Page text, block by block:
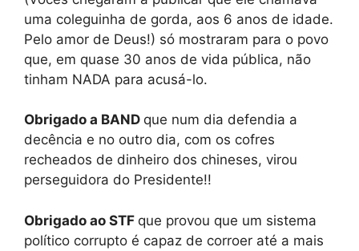
uma coleguinha de gorda, aos 6 anos de idade.
Pelo amor de Deus!) só mostraram para o povo
que, em quase 30 anos de vida pública, não
tinham NADA para acusá-lo.
Obrigado a BAND que num dia defendia a
decência e no outro dia, com os cofres
recheados de dinheiro dos chineses, virou
perseguidora do Presidente!!
Obrigado ao STF que provou que um sistema
político corrupto é capaz de corroer até a mais